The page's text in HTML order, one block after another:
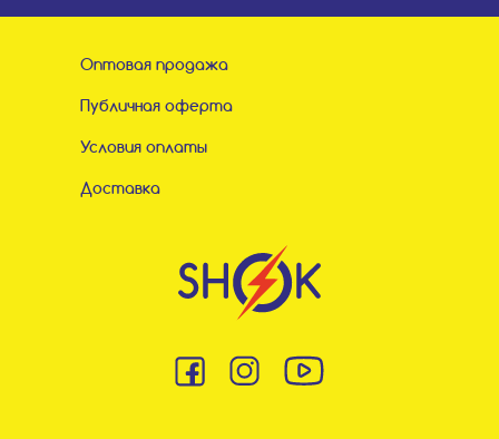
Оптовая продажа
Публичная оферта
Условия оплаты
Доставка